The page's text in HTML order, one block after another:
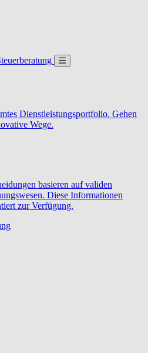
Dienstleistungsportfolio. Gehen
Wege.
basieren auf validen
Diese Informationen
zur Verfügung.